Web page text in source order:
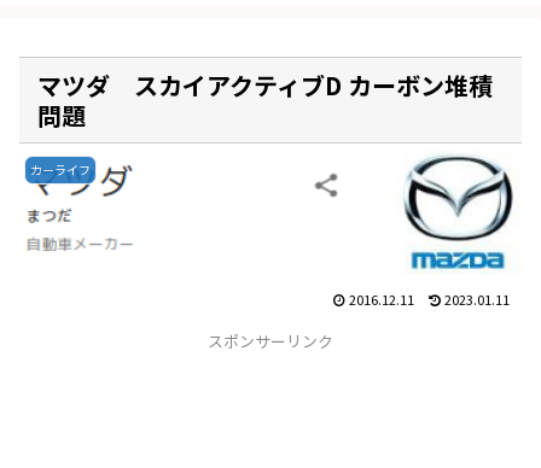
マツダ スカイアクティブD カーボン堆積
問題
カーライフ
2016.12.11 2023.01.11
スポンサーリンク